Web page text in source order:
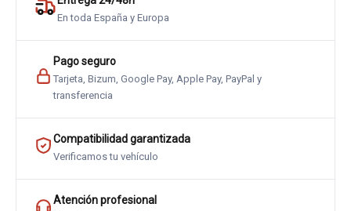
En toda España y Europa
Pago seguro
Tarjeta, Bizum, Google Pay, Apple Pay, PayPal y
transferencia
Compatibilidad garantizada
Verificamos tu vehículo
Atención profesional